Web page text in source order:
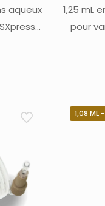
aqueux
1,25 mL
pour
1,08 ML